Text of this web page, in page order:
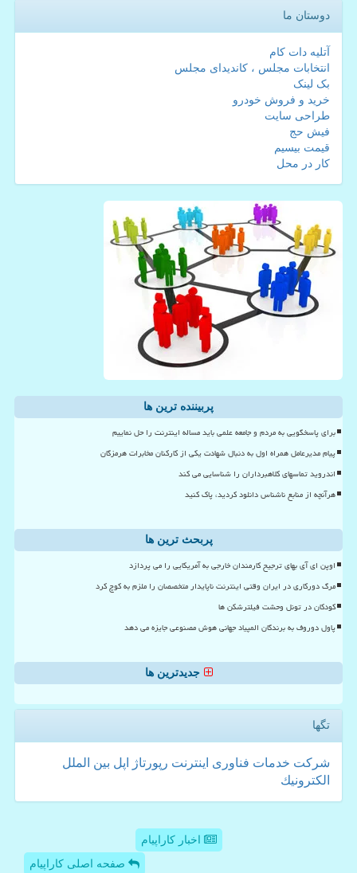
دوستان ما
آتلیه دات کام
انتخابات مجلس ، کاندیدای مجلس
بک لینک
خرید و فروش خودرو
طراحی سایت
فیش حج
قیمت بیسیم
کار در محل
پربیننده ترین ها
برای پاسخگویی به مردم و جامعه علمی باید مساله اینترنت را حل نماییم
پیام مدیرعامل همراه اول به دنبال شهادت یکی از کارکنان مخابرات هرمزگان
اندروید تماسهای کلاهبرداران را شناسایی می کند
هرآنچه از منابع ناشناس دانلود کردید، پاک کنید
پربحث ترین ها
اوپن ای آی بهای ترجیح کارمندان خارجی به آمریکایی را می پردازد
مرگ دورکاری در ایران وقتی اینترنت ناپایدار متخصصان را ملزم به کوچ کرد
کودکان در تونل وحشت فیلترشکن ها
پاول دوروف به برندگان المپیاد جهانی هوش مصنوعی جایزه می دهد
جدیدترین ها
تگها
شركت خدمات فناوری اینترنت رپورتاژ اپل بین الملل
الكترونیك
اخبار کاراپیام
صفحه اصلی کاراپیام